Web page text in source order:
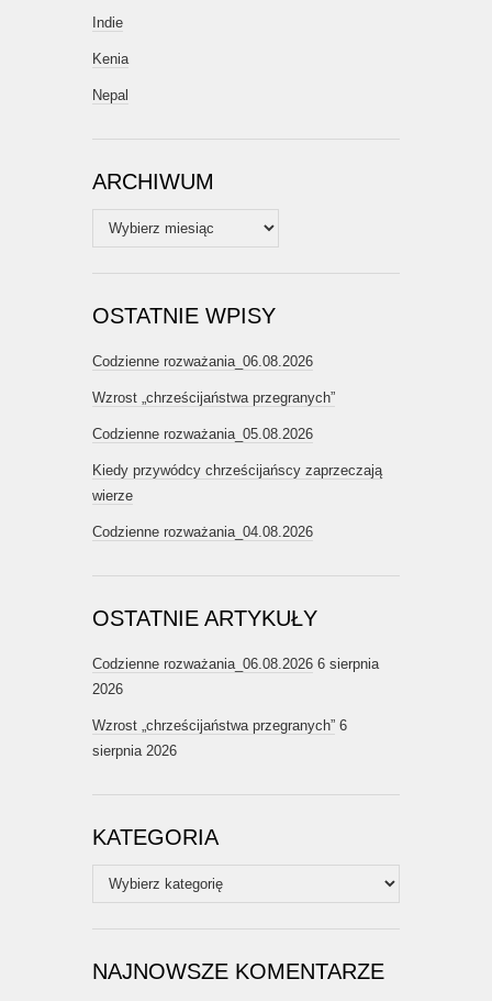
Indie
Kenia
Nepal
ARCHIWUM
Archiwum
OSTATNIE WPISY
Codzienne rozważania_06.08.2026
Wzrost „chrześcijaństwa przegranych”
Codzienne rozważania_05.08.2026
Kiedy przywódcy chrześcijańscy zaprzeczają
wierze
Codzienne rozważania_04.08.2026
OSTATNIE ARTYKUŁY
Codzienne rozważania_06.08.2026 6 sierpnia
2026
Wzrost „chrześcijaństwa przegranych” 6
sierpnia 2026
KATEGORIA
Kategoria
NAJNOWSZE KOMENTARZE